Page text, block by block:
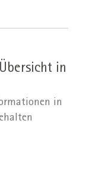
in
in